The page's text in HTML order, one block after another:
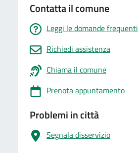
Contatta il comune
Leggi le domande frequenti
Richiedi assistenza
Chiama il comune
Prenota appuntamento
Problemi in città
Segnala disservizio